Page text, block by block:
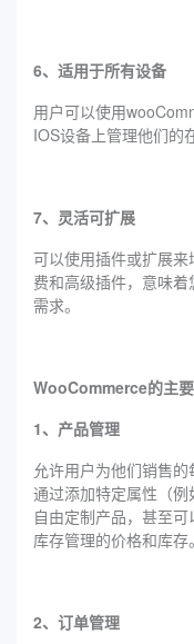
6、适用于所有设备
用户可以使用
IOS设备上管理他们的
7、灵活可扩展
可以使用插件或扩展
费和高级插件，意味
需求。
WooCommerce的主要
1、产品管理
允许用户为他们销售
通过添加特定属性（
自由定制产品，甚至
库存管理的价格和库存。
2、订单管理